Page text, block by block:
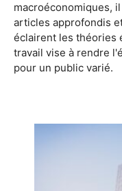
macroéconomiques,
articles approfondis
éclairent les théories
travail vise à rendre
pour un public varié.